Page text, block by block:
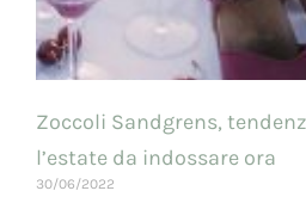
Zoccoli Sandgrens,
l’estate da indossare ora
30/06/2022